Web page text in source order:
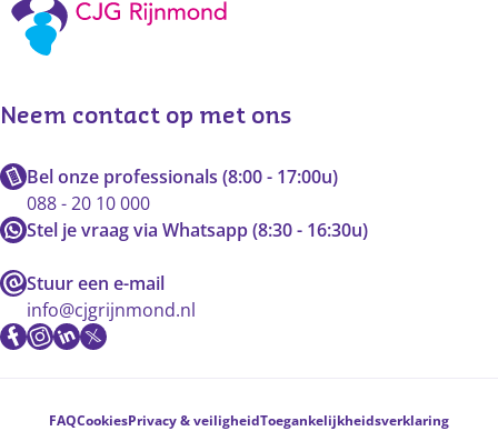
Neem contact op met ons
Bel onze professionals (8:00 - 17:00u)
088 - 20 10 000
Stel je vraag via Whatsapp (8:30 - 16:30u)
Stuur een e-mail
info@cjgrijnmond.nl
Voetnavigatie
FAQCookiesPrivacy & veiligheidToegankelijkheidsverklaring